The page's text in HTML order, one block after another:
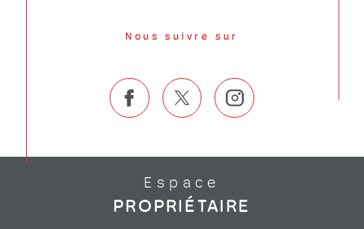
Nous suivre sur
Espace
PROPRIÉTAIRE